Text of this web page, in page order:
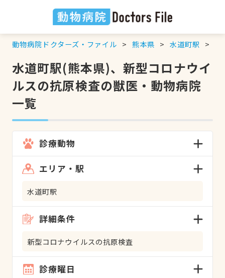
動物病院ドクターズ・ファイル 熊本県 水道町駅
水道町駅(熊本県)、新型コロナウイ
ルスの抗原検査の獣医・動物病院
一覧
診療動物
エリア・駅
水道町駅
詳細条件
新型コロナウイルスの抗原検査
診療曜日